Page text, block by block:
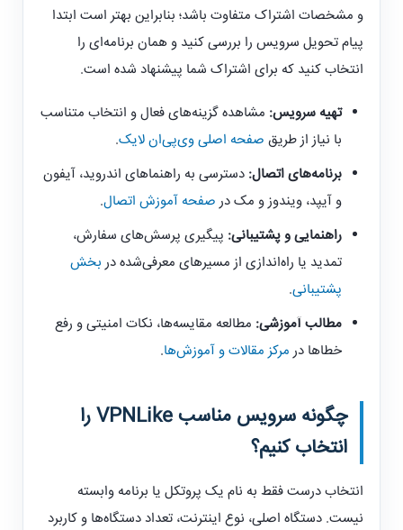
و مشخصات اشتراک متفاوت باشد؛ بنابراین بهتر است ابتدا
پیام تحویل سرویس را بررسی کنید و همان برنامه‌ای را
انتخاب کنید که برای اشتراک شما پیشنهاد شده است.
تهیه سرویس: مشاهده گزینه‌های فعال و انتخاب متناسب
با نیاز از طریق صفحه اصلی وی‌پی‌ان لایک.
برنامه‌های اتصال: دسترسی به راهنماهای اندروید، آیفون
و آیپد، ویندوز و مک در صفحه آموزش اتصال.
راهنمایی و پشتیبانی: پیگیری پرسش‌های سفارش،
تمدید یا راه‌اندازی از مسیرهای معرفی‌شده در بخش
پشتیبانی.
مطالب آموزشی: مطالعه مقایسه‌ها، نکات امنیتی و رفع
خطاها در مرکز مقالات و آموزش‌ها.
چگونه سرویس مناسبVPNLikeرا
انتخاب کنیم؟
انتخاب درست فقط به نام یک پروتکل یا برنامه وابسته
نیست. دستگاه اصلی، نوع اینترنت، تعداد دستگاه‌ها و کاربرد